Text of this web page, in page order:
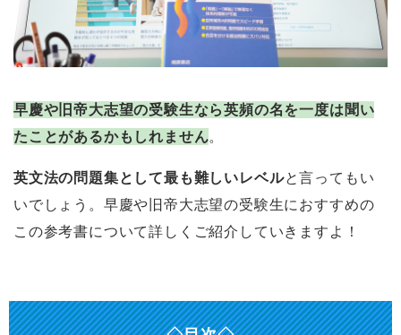
早慶や旧帝大志望の受験生なら英頻の名を一度は聞い
たことがあるかもしれません。
英文法の問題集として最も難しいレベルと言ってもい
いでしょう。早慶や旧帝大志望の受験生におすすめの
この参考書について詳しくご紹介していきますよ！